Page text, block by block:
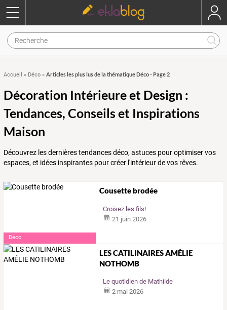
Accueil » Déco » Articles les plus lus de la thématique Déco - Page 2
Décoration Intérieure et Design :
Tendances, Conseils et Inspirations
Maison
Découvrez les dernières tendances déco, astuces pour optimiser vos
espaces, et idées inspirantes pour créer l'intérieur de vos rêves.
Déco
Cousette brodée
Croisez les fils!
21 juin 2026
LES CATILINAIRES AMÉLIE
NOTHOMB
Le quotidien de Mathilde
2 mai 2026